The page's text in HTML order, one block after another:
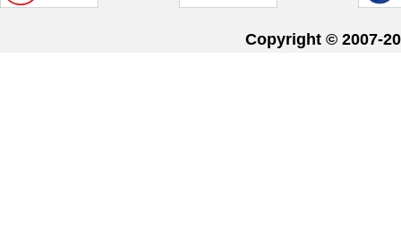
Copyright © 2007-